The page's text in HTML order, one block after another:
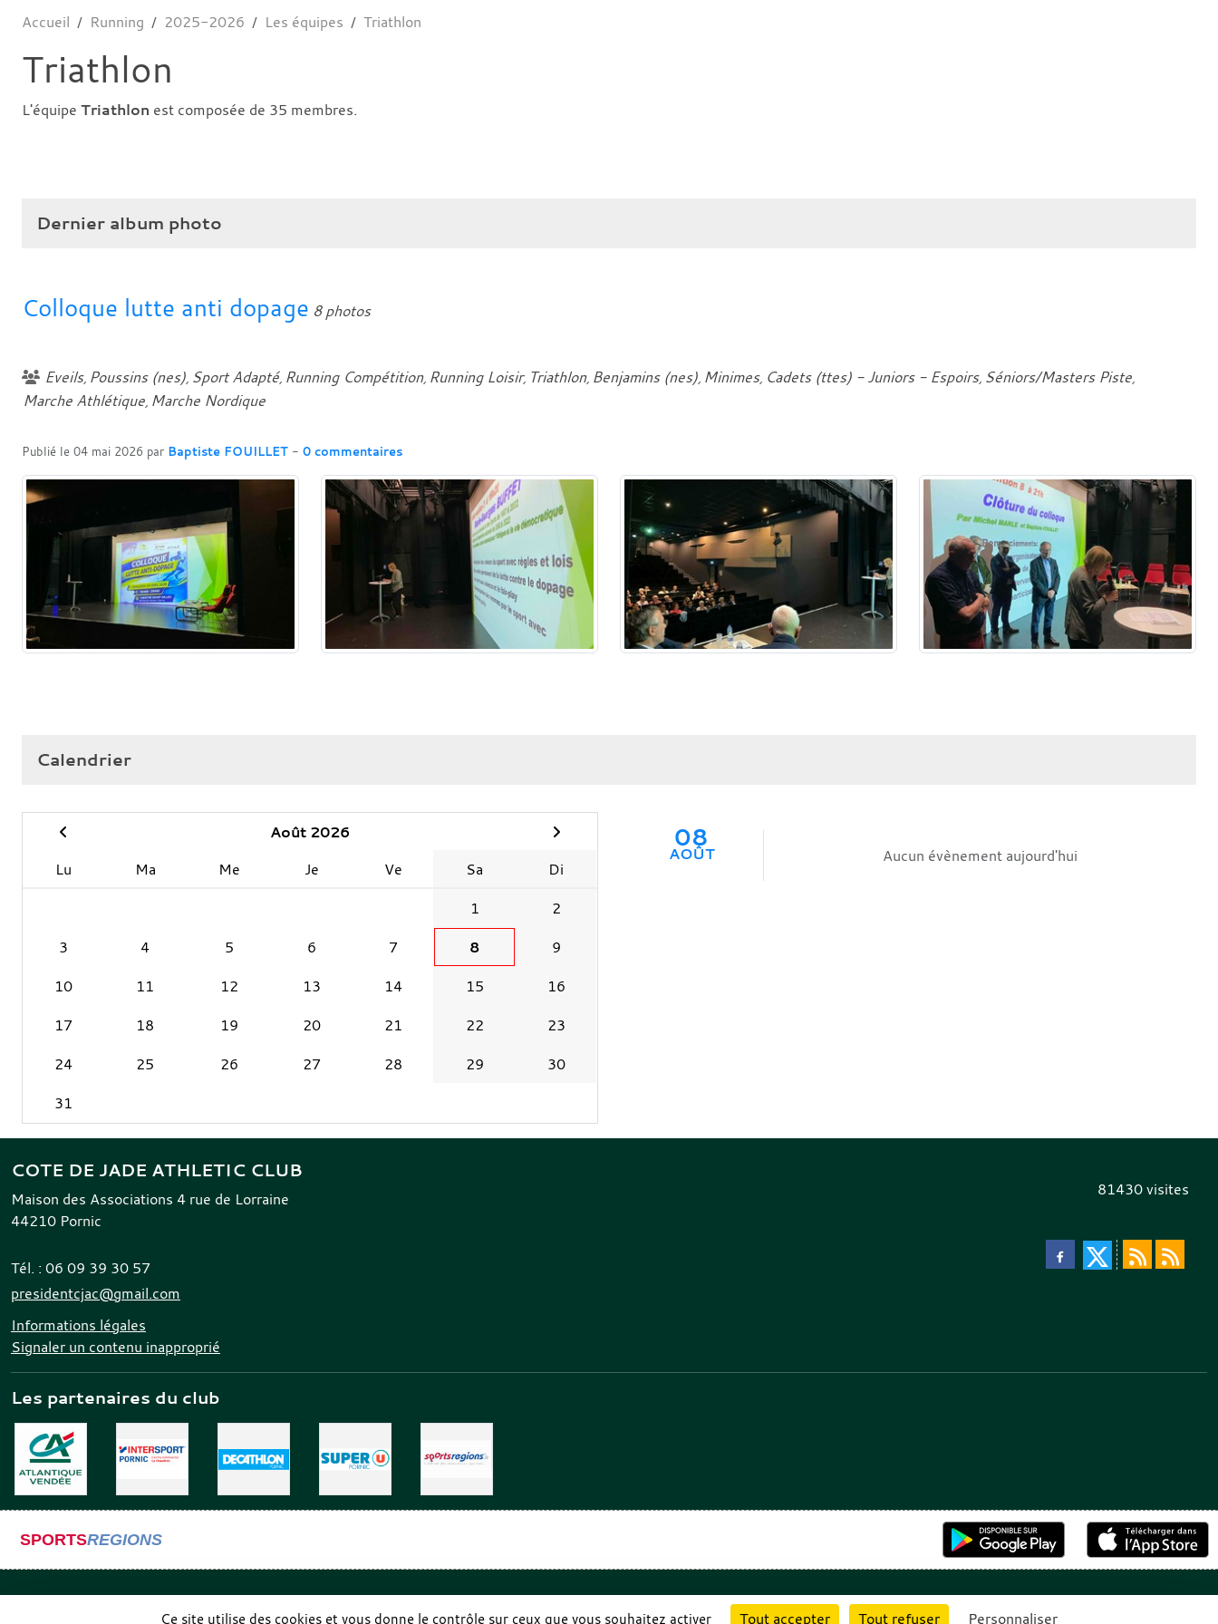
Accueil Running 2025-2026 Les équipes Triathlon
Triathlon
L'équipe Triathlon est composée de 35 membres.
Dernier album photo
Colloque lutte anti dopage 8 photos
Eveils Poussins (nes) Sport Adapté Running Compétition Running Loisir Triathlon Benjamins (nes) Minimes Cadets (ttes) - Juniors - Espoirs Séniors/Masters Piste
Marche Athlétique Marche Nordique
Publié le 04 mai 2026 par Baptiste FOUILLET - 0 commentaires
Calendrier
Août 2026
Lu
Ma Me Je Ve Sa
Di
1
2
3
4 5 6 7 8
9
10
11 12 13 14 15
16
17
18 19 20 21 22
23
24
25 26 27 28 29
30
31
08
AOÛT Aucun évènement aujourd'hui
COTE DE JADE ATHLETIC CLUB
Maison des Associations 4 rue de Lorraine
44210 Pornic
Tél. : 06 09 39 30 57
presidentcjac@gmail.com
Informations légales
Signaler un contenu inapproprié
81430visites
Les partenaires du club
SPORTSREGIONS
Gestion des cookies
Ce site utilise des cookies et vous donne le contrôle sur ceux que vous souhaitez activer Tout accepter Tout refuser Personnaliser